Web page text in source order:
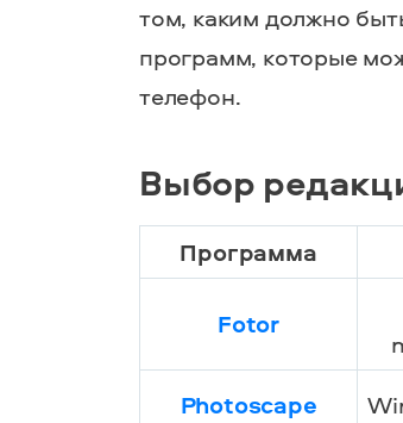
том, каким должно
программ, которые
телефон.
Выбор
Программа
Fotor
Photoscape